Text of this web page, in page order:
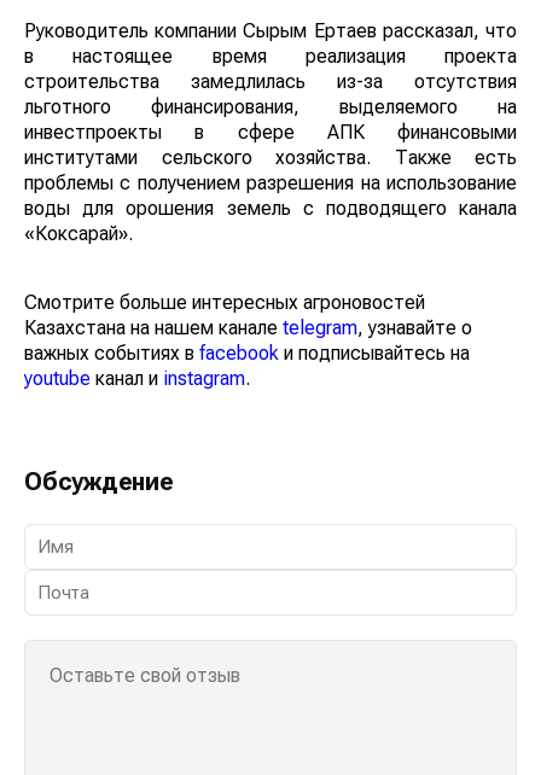
Руководитель компании Сырым Ертаев рассказал, что
в настоящее время реализация проекта
строительства замедлилась из-за отсутствия
льготного финансирования, выделяемого на
инвестпроекты в сфере АПК финансовыми
институтами сельского хозяйства. Также есть
проблемы с получением разрешения на использование
воды для орошения земель с подводящего канала
«Коксарай».
Смотрите больше интересных агроновостей
Казахстана на нашем канале telegram, узнавайте о
важных событиях в facebook и подписывайтесь на
youtube канал и instagram.
Обсуждение